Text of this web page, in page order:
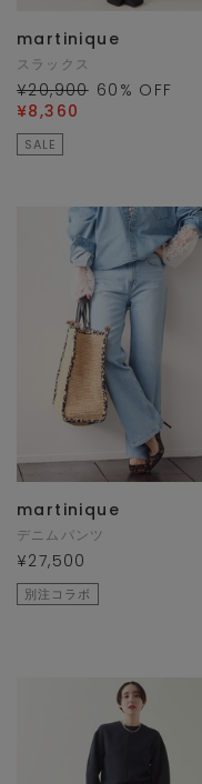
martinique
スラックス
¥20,900 60 % OFF
¥8,360
SALE
martinique
デニムパンツ
¥27,500
別注コラボ